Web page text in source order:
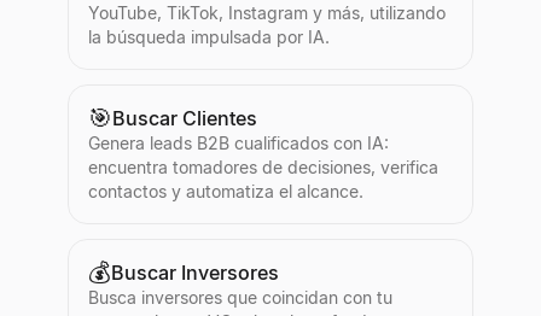
YouTube, TikTok, Instagram y más, utilizando
la búsqueda impulsada por IA.
🎯Buscar Clientes
Genera leads B2B cualificados con IA:
encuentra tomadores de decisiones, verifica
contactos y automatiza el alcance.
💰Buscar Inversores
Busca inversores que coincidan con tu